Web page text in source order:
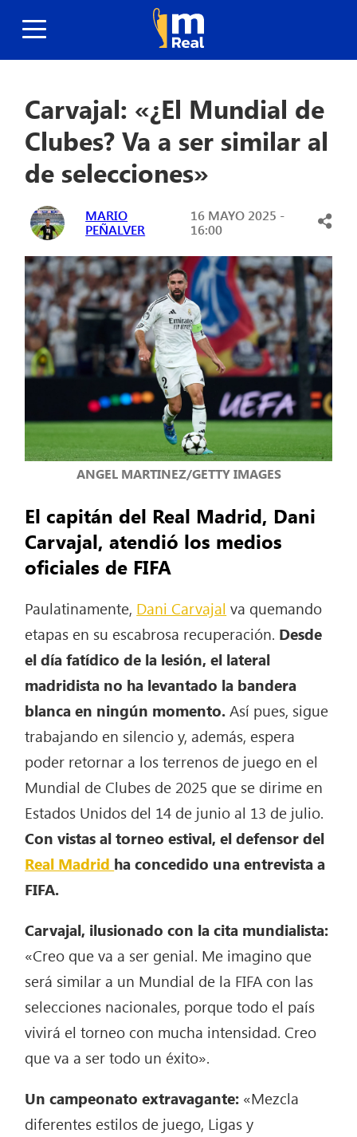
Carvajal: «¿El Mundial de
Clubes? Va a ser similar al
de selecciones»
MARIO
PEÑALVER
16 MAYO 2025 -
16:00
ANGEL MARTINEZ/GETTY IMAGES
El capitán del Real Madrid, Dani
Carvajal, atendió los medios
oficiales de FIFA
Paulatinamente, Dani Carvajal va quemando
etapas en su escabrosa recuperación. Desde
el día fatídico de la lesión, el lateral
madridista no ha levantado la bandera
blanca en ningún momento.Así pues, sigue
trabajando en silencio y, además, espera
poder retornar a los terrenos de juego en el
Mundial de Clubes de 2025 que se dirime en
Estados Unidos del 14 de junio al 13 de julio.
Con vistas al torneo estival, el defensor del
Real Madrid ha concedido una entrevista a
FIFA.
Carvajal, ilusionado con la cita mundialista:
«Creo que va a ser genial. Me imagino que
será similar a un Mundial de la FIFA con las
selecciones nacionales, porque todo el país
vivirá el torneo con mucha intensidad. Creo
que va a ser todo un éxito».
Un campeonato extravagante: «Mezcla
diferentes estilos de juego, Ligas y